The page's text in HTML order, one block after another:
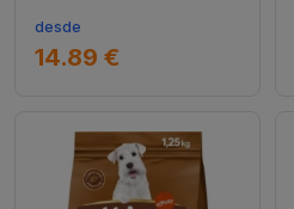
desde
14.89 €